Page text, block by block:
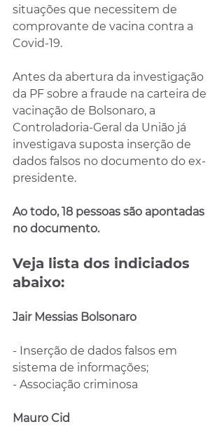
situações que necessitem de
comprovante de vacina contra a
Covid-19.
Antes da abertura da investigação
da PF sobre a fraude na carteira de
vacinação de Bolsonaro, a
Controladoria-Geral da União já
investigava suposta inserção de
dados falsos no documento do ex-
presidente.
Ao todo, 18 pessoas são apontadas
no documento.
Veja lista dos indiciados
abaixo:
Jair Messias Bolsonaro
- Inserção de dados falsos em
sistema de informações;
- Associação criminosa
Mauro Cid